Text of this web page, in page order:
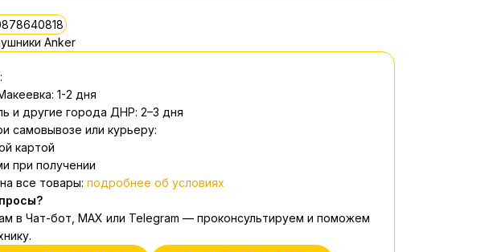
Anker
1-2 дня
и другие города ДНР: 2–3 дня
самовывозе или курьеру:
картой
при получении
все товары: подробнее об условиях
в Чат-бот, MAX или Telegram — проконсультируем и поможем